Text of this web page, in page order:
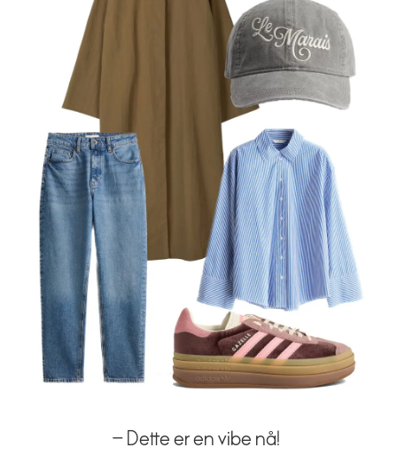
– Dette er en vibe nå!